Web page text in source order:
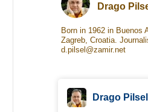
Drago
Born in 1962 in Buenos
Zagreb, Croatia.
d.pilsel@zamir.net
Drago Pilsel